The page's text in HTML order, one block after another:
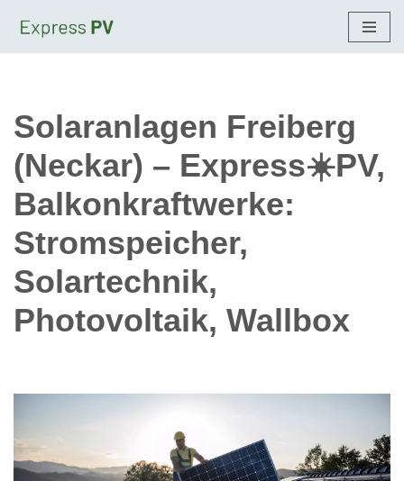
Solaranlagen Freiberg
(Neckar) – Express☀️PV,
Balkonkraftwerke:
Stromspeicher,
Solartechnik,
Photovoltaik, Wallbox